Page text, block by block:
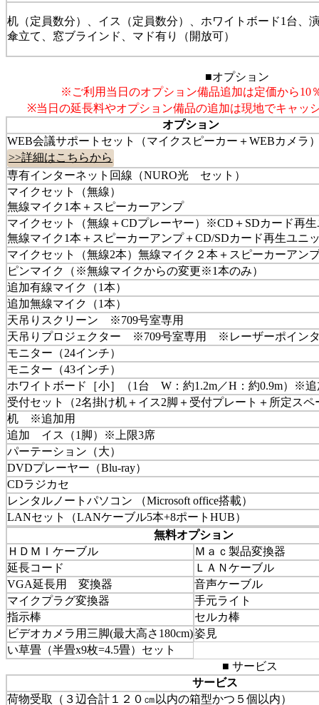
机（定員数分）、イス（定員数分）、ホワイトボード1台
傘立て、窓ブラインド、マド有り（開放可）
■オプション
※ご利用当日のオプション備品追加は定価から10
※当日の延長料やオプション備品の追加は現地でキャッ
オプション
WEB会議サポートセット（マイクスピーカー＋WEBカメラ
>>詳細はこちらから
専有インターネット回線（NURO光 セット）
マイクセット（無線）
無線マイク1本＋スピーカーアンプ
マイクセット（無線＋CDプレーヤー）※CD＋SDカード再
無線マイク1本＋スピーカーアンプ＋CD/SDカード再生ユニ
マイクセット（無線2本）無線マイク２本＋スピーカーアン
ピンマイク（※無線マイクからの変更※1本のみ）
追加有線マイク（1本）
追加無線マイク（1本）
天吊りスクリーン ※709号室専用
天吊りプロジェクター ※709号室専用 ※レーザーポイン
モニター（24インチ）
モニター（43インチ）
ホワイトボード［小］（1台 W：約1.2m／H：約0.9m）※追
受付セット（2名掛け机＋イス2脚＋受付プレート＋所定スペ
机 ※追加用
追加 イス（1脚）※上限3席
パーテーション（大）
DVDプレーヤー（Blu-ray）
CDラジカセ
レンタルノートパソコン （Microsoft office搭載）
LANセット（LANケーブル5本+8ポートHUB）
無料オプション
ＨＤＭＩケーブル
Ｍａｃ製品変換器
延長コード
ＬＡＮケーブル
VGA延長用 変換器
音声ケーブル
マイクプラグ変換器
手元ライト
指示棒
セルカ棒
ビデオカメラ用三脚(最大高さ180cm)姿見
い草畳（半畳x9枚=4.5畳）セット
■ サービス
サービス
荷物受取（３辺合計１２０㎝以内の箱型かつ５個以内）